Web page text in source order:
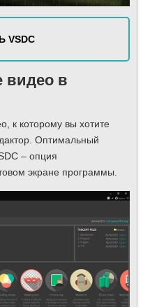
VSDC
видео в
к которому вы хотите
Оптимальный
– опция
экране программы.